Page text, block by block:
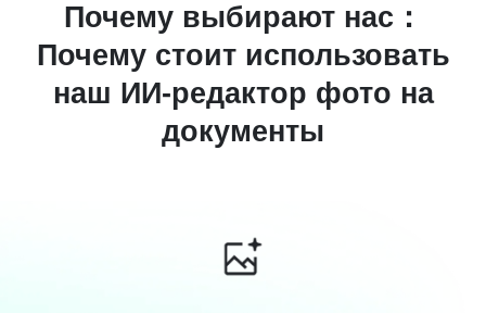
Почему выбирают нас：
Почему стоит использовать
наш ИИ-редактор фото на
документы